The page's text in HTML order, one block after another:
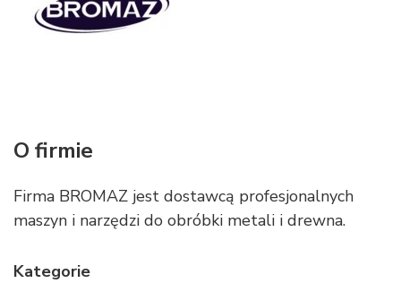
O firmie
Firma BROMAZ jest dostawcą profesjonalnych
maszyn i narzędzi do obróbki metali i drewna.
Kategorie